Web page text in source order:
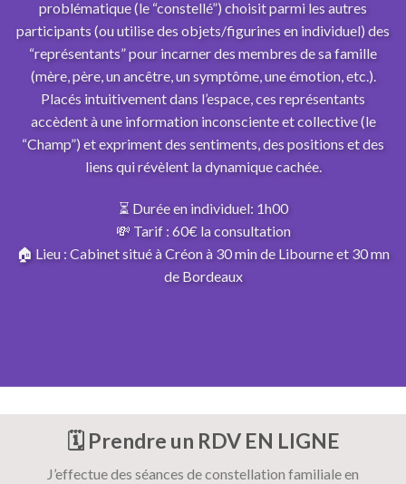
problématique (le “constellé”) choisit parmi les autres
participants (ou utilise des objets/figurines en individuel) des
“représentants” pour incarner des membres de sa famille
(mère, père, un ancêtre, un symptôme, une émotion, etc.).
Placés intuitivement dans l’espace, ces représentants
accèdent à une information inconsciente et collective (le
“Champ”) et expriment des sentiments, des positions et des
liens qui révèlent la dynamique cachée.
⏳ Durée en individuel: 1h00
💸 Tarif : 60€ la consultation
🏠 Lieu : Cabinet situé à Créon à 30 min de Libourne et 30 mn
de Bordeaux
🗓️ Prendre un RDV EN LIGNE
J’effectue des séances de constellation familiale en